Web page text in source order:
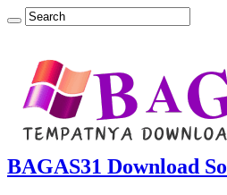
BAGAS31 Download